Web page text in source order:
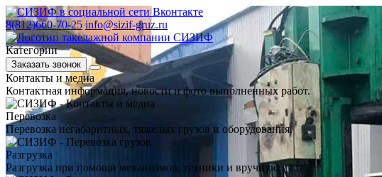
8(812)660-70-25 info@sizif-gruz.ru
Категории
Заказать звонок
Контакты и медиа
Контактная информация, новости и фото выполненных работ.
Перевозка
Перевозка негабаритных, тяжелых грузов и оборудования.
Разгрузка
Разгрузка при помощи механизмов, техники и вручную